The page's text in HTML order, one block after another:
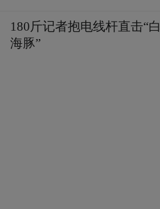
180斤记者抱电线杆直击“白
海豚”